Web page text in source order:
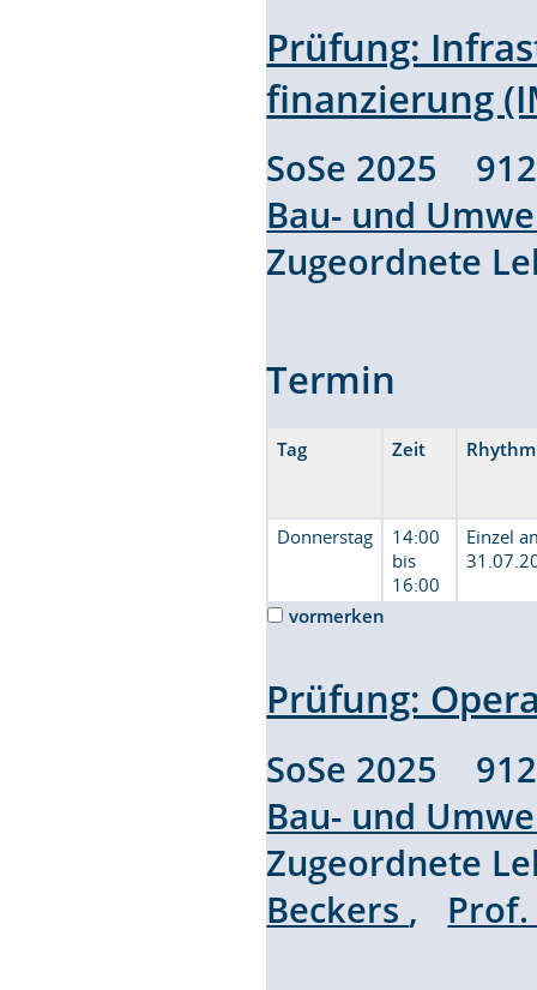
Prüfung:
finanzierung
SoSe 2025
Bau- und
Zugeordnete
Termin
Tag Zeit
Donnerstag
14:00
bis
16:00
Einzel
vormerken
Prüfung:
SoSe 2025
Bau- und
Zugeordnete
Beckers ,